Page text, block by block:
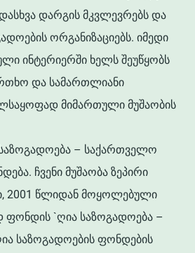
დარგის მკვლევრებს და
ორგანიზაციებს. იმედი
ინტერიერში ხელს შეუწყობს
და სამართლიანი
მიმართული მუშაობის
– საქართველო
ჩვენი მუშაობა ზეპირი
2001 წლიდან მოყოლებული
`ღია საზოგადოება –
საზოგადოების ფონდების